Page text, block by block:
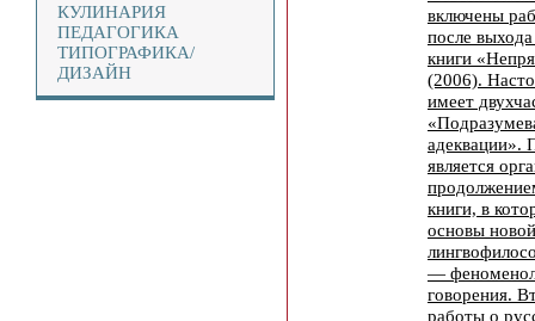
КУЛИНАРИЯ
ПЕДАГОГИКА
ТИПОГРАФИКА/
ДИЗАЙН
включены
после выхода
книги
(2006).
имеет
адеквации».
является
книги, в
основы новой
—
говорения.
работы о